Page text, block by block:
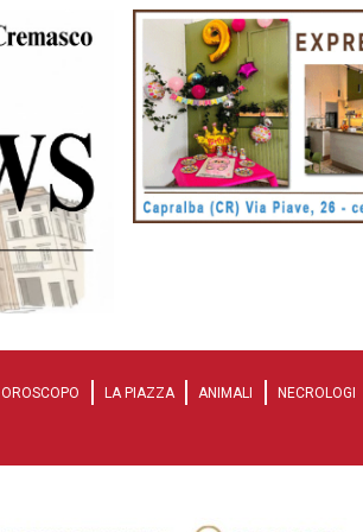
OROSCOPO LA PIAZZA ANIMALI NECROLOGI